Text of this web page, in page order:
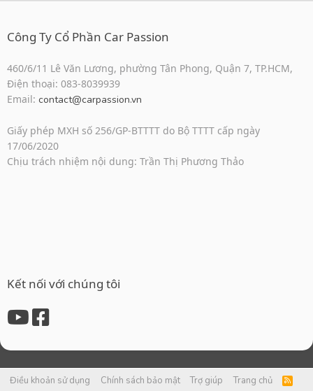
Công Ty Cổ Phần Car Passion
460/6/11 Lê Văn Lương, phường Tân Phong, Quận 7, TP.HCM,
Điện thoại: 083-8039939
Email: contact@carpassion.vn
Giấy phép MXH số 256/GP-BTTTT do Bộ TTTT cấp ngày
17/06/2020
Chịu trách nhiệm nội dung: Trần Thị Phương Thảo
Kết nối với chúng tôi
Điều khoản sử dụng Chính sách bảo mật Trợ giúp Trang chủ
R